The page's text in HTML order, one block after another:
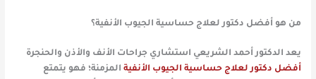
من هو أفضل دكتور لعلاج حساسية الجيوب الأنفية؟
يعد الدكتور أحمد الشريعي استشاري جراحات الأنف والأذن والحنجرة
أفضل دكتور لعلاج حساسية الجيوب الأنفية المزمنة؛ فهو يتمتع